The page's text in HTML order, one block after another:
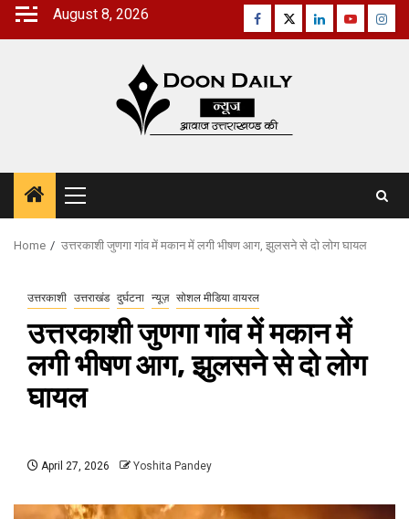
Skip
August 8, 2026 Facebook
TwitterLinkedinYoutube
Primary
Menu
Home उत्तरकाशी जुणगा गांव में मकान में लगी भीषण आग, झुलसने से दो लोग घायल
उत्तरकाशी उत्तराखंड दुर्घटना न्यूज़ सोशल मीडिया वायरल
उत्तरकाशी जुणगा गांव में मकान में
लगी भीषण आग, झुलसने से दो लोग
घायल
April 27, 2026 Yoshita Pandey